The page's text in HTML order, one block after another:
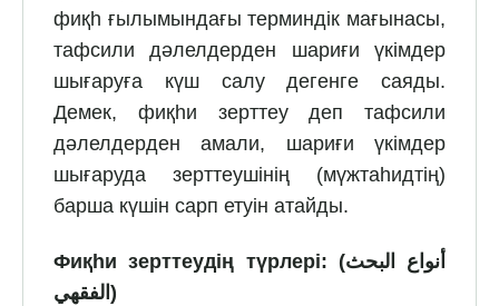
фиқһ ғылымындағы терминдік мағынасы,
тафсили дәлелдерден шариғи үкімдер
шығаруға күш салу дегенге саяды.
Демек, фиқһи зерттеу деп тафсили
дәлелдерден амали, шариғи үкімдер
шығаруда зерттеушінің (мүжтаһидтің)
барша күшін сарп етуін атайды.
Фиқһи зерттеудің түрлері: (أنواع البحث
الفقهي)